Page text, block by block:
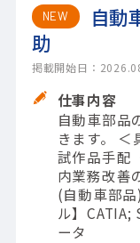
NEW
自動
助
掲載開始日：
仕事内容
自動車部品
きます。
試作品手配
内業務改善
(自動車部
ル】
ータ